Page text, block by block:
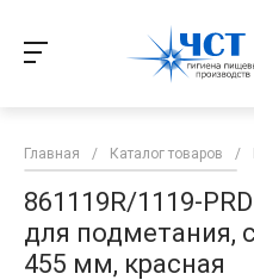
Главная / Каталог товаров /
861119R/1119-
для подметания,
455 мм, красная